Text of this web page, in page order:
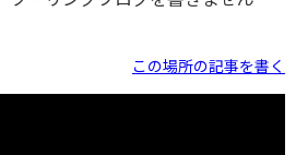
この場所の記事を書く